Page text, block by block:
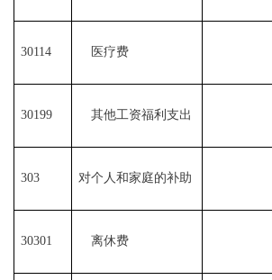
30114 医疗费
30199 其他工资福利支出
303 对个人和家庭的补助
30301 离休费